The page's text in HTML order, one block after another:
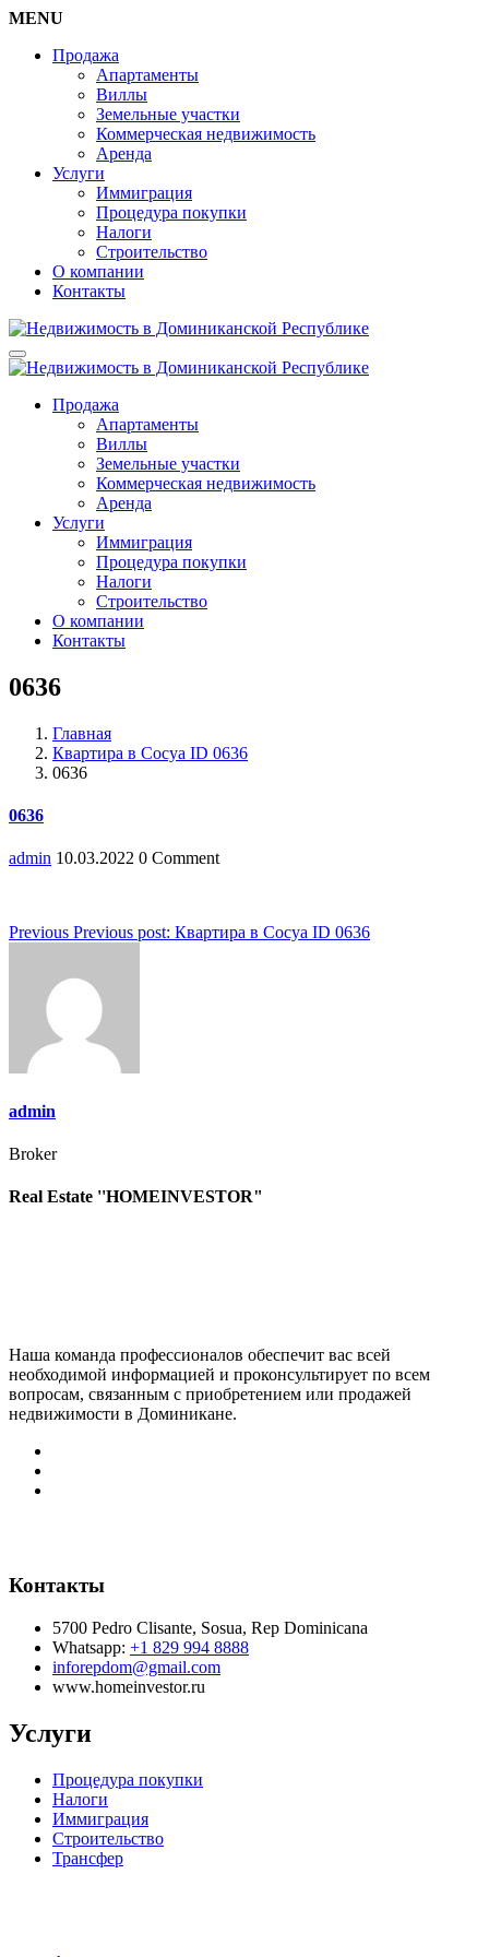
MENU
Продажа
Апартаменты
Виллы
Земельные участки
Коммерческая недвижимость
Аренда
Услуги
Иммиграция
Процедура покупки
Налоги
Строительство
О компании
Контакты
Продажа
Апартаменты
Виллы
Земельные участки
Коммерческая недвижимость
Аренда
Услуги
Иммиграция
Процедура покупки
Налоги
Строительство
О компании
Контакты
0636
Главная
Квартира в Сосуа ID 0636
0636
0636
admin 10.03.2022 0 Comment
Навигация
записям
Previous Previous post: Квартира в Сосуа ID 0636
admin
Broker
Real Estate ''HOMEINVESTOR"
Наша команда профессионалов обеспечит вас всей
необходимой информацией и проконсультирует по всем
вопросам, связанным с приобретением или продажей
недвижимости в Доминикане.
Контакты
5700 Pedro Clisante, Sosua, Rep Dominicana
Whatsapp: +1 829 994 8888
inforepdom@gmail.com
www.homeinvestor.ru
Услуги
Процедура покупки
Налоги
Иммиграция
Строительство
Трансфер